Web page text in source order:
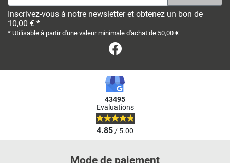
Inscrivez-vous à notre newsletter et obtenez un bon de
10,00 € *
* Utilisable à partir d'une valeur minimale d'achat de 50,00 €
43495
Evaluations
4.85/ 5.00
Mode de paiement